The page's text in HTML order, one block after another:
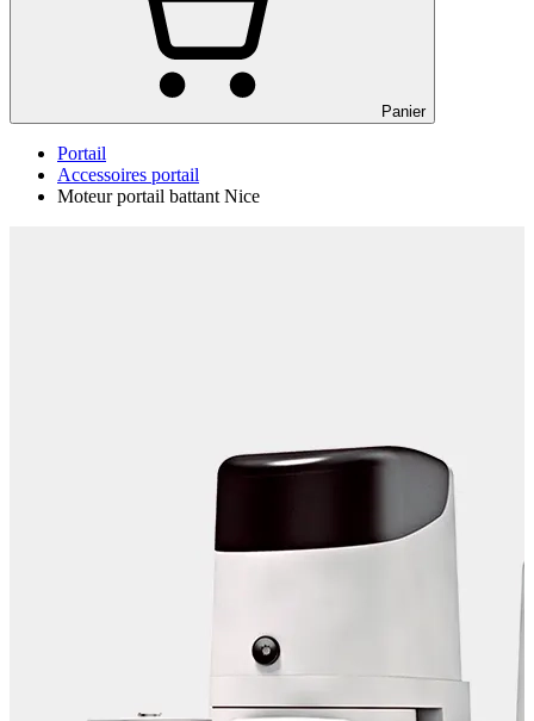
Panier
Portail
Accessoires portail
Moteur portail battant Nice